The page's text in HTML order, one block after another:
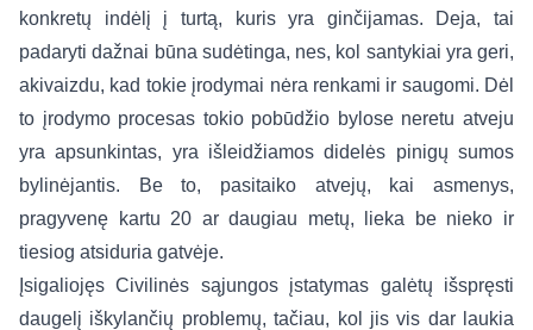
konkretų indėlį į turtą, kuris yra ginčijamas. Deja, tai
padaryti dažnai būna sudėtinga, nes, kol santykiai yra geri,
akivaizdu, kad tokie įrodymai nėra renkami ir saugomi. Dėl
to įrodymo procesas tokio pobūdžio bylose neretu atveju
yra apsunkintas, yra išleidžiamos didelės pinigų sumos
bylinėjantis. Be to, pasitaiko atvejų, kai asmenys,
pragyvenę kartu 20 ar daugiau metų, lieka be nieko ir
tiesiog atsiduria gatvėje.
Įsigaliojęs Civilinės sąjungos įstatymas galėtų išspręsti
daugelį iškylančių problemų, tačiau, kol jis vis dar laukia